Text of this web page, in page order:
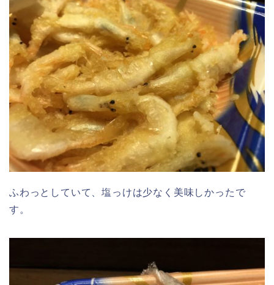
ふわっとしていて、塩っけは少なく美味しかったで
す。